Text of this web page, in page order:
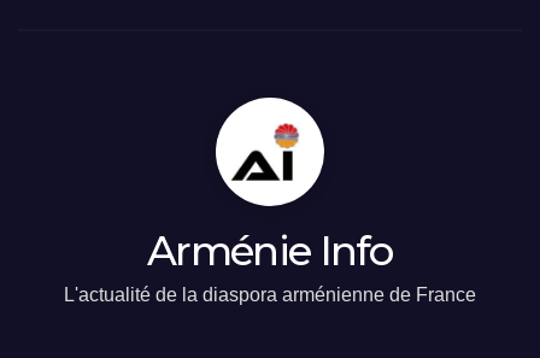
Arménie Info
L'actualité de la diaspora arménienne de France